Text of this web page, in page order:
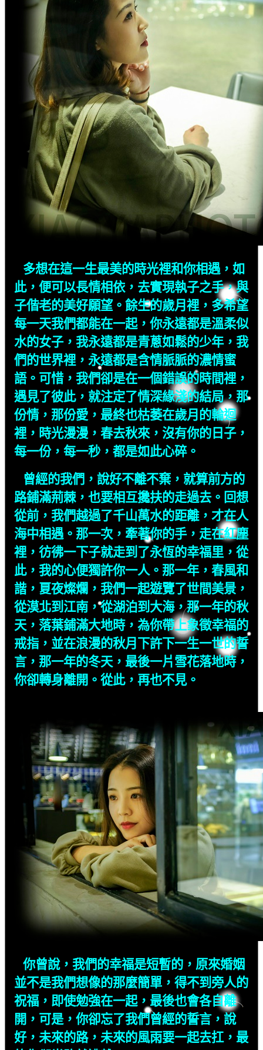
多想在這一生最美的時光裡和你相遇，如
此，便可以長情相依，去實現執子之手，與
子偕老的美好願望。餘生的歲月裡，多希望
每一天我們都能在一起，你永遠都是溫柔似
水的女子，我永遠都是青蔥如鬆的少年，我
們的世界裡，永遠都是含情脈脈的濃情蜜
語。可惜，我們卻是在一個錯誤的時間裡，
遇見了彼此，就注定了情深緣淺的結局，那
份情，那份愛，最終也枯萎在歲月的輪迴
裡，時光漫漫，春去秋來，沒有你的日子，
每一份，每一秒，都是如此心碎。
曾經的我們，說好不離不棄，就算前方的
路鋪滿荊棘，也要相互攙扶的走過去。回想
從前，我們越過了千山萬水的距離，才在人
海中相遇。那一次，牽著你的手，走在紅塵
裡，彷彿一下子就走到了永恆的幸福里，從
此，我的心便獨許你一人。那一年，春風和
諧，夏夜燦爛，我們一起遊覽了世間美景，
從漠北到江南，從湖泊到大海，那一年的秋
天，落葉鋪滿大地時，為你帶上象徵幸福的
戒指，並在浪漫的秋月下許下一生一世的誓
言，那一年的冬天，最後一片雪花落地時，
你卻轉身離開。從此，再也不見。
你曾說，我們的幸福是短暫的，原來婚姻
並不是我們想像的那麼簡單，得不到旁人的
祝福，即使勉強在一起，最後也會各自離
開，可是，你卻忘了我們曾經的誓言，說
好，未來的路，未來的風雨要一起去扛，最